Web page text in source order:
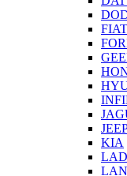
FIAT
KIA